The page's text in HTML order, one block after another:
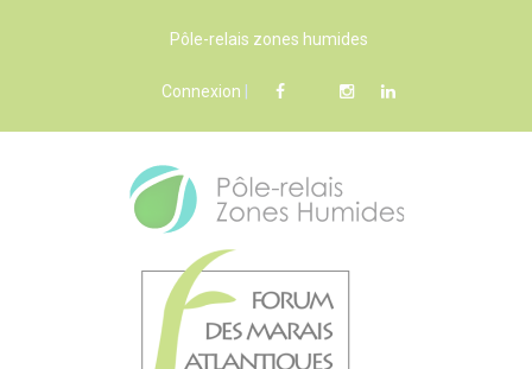
Pôle-relais zones humides
Connexion